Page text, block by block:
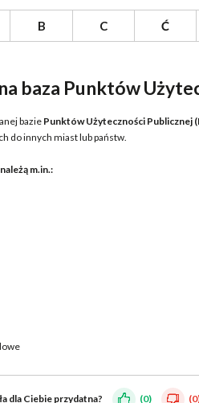
B C Ć
baza Punktów
baziePunktów Użyteczności Publicznej
do innych miast lub państw.
m.in.:
dla Ciebie przydatna? (0)